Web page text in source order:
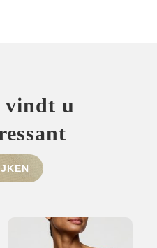
vindt u